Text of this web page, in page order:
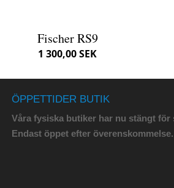
Fischer RS9
1 300,00 SEK
ÖPPETTIDER BUTIK
Våra fysiska butiker har nu stängt för
Endast öppet efter överenskommelse.